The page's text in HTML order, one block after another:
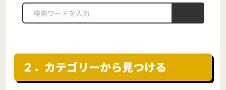
２．カテゴリーから見つける